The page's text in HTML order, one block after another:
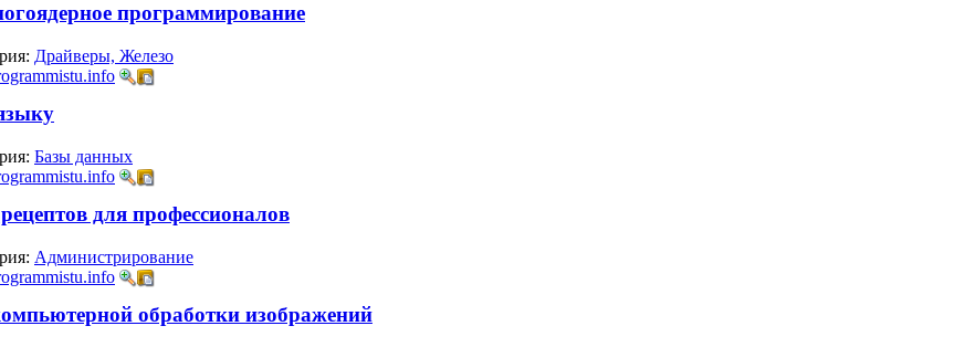
программирование
Драйверы, Железо
Базы данных
для профессионалов
Администрирование
обработки изображений